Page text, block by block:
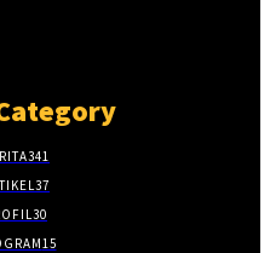
341
37
30
15